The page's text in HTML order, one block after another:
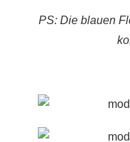
PS: Die blauen